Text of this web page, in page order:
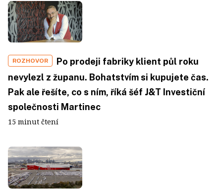
ROZHOVOR
Po prodeji fabriky klient půl roku
nevylezl z županu. Bohatstvím si kupujete čas.
Pak ale řešíte, co s ním, říká šéf J&T Investiční
společnosti Martinec
15 minut čtení